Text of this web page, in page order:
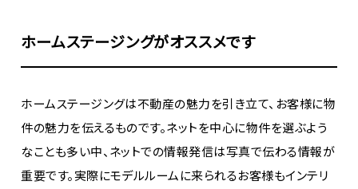
ホームステージングがオススメです
ホームステージングは不動産の魅力を引き立て、お客様に物
件の魅力を伝えるものです。ネットを中心に物件を選ぶよう
なことも多い中、ネットでの情報発信は写真で伝わる情報が
重要です。実際にモデルルームに来られるお客様もインテリ